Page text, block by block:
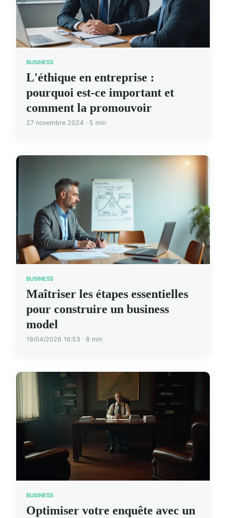
BUSINESS
L'éthique en entreprise :
pourquoi est-ce important et
comment la promouvoir
27 novembre 2024 · 5 min
BUSINESS
Maîtriser les étapes essentielles
pour construire un business
model
19/04/2026 16:53 · 8 min
BUSINESS
Optimiser votre enquête avec un